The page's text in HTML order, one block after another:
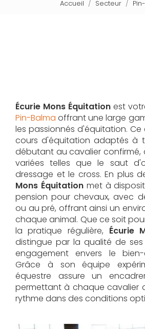
Accueil Secteur
Écurie Mons Équitation est
Pin-Balma offrant une large
les passionnés d'équitation.
cours d'équitation adaptés à
débutant au cavalier confirmé,
variées telles que le saut
dressage et le cross. En plus
Mons Équitationmet à
pension pour chevaux, avec
ou au pré, offrant ainsi un
chaque animal. Que ce soit
la pratique régulière, Écurie
distingue par la qualité de
engagement envers le
Grâce à son équipe
équestre assure un
permettant à chaque cavalier
rythme dans des conditions